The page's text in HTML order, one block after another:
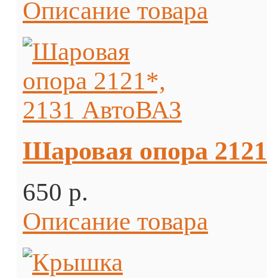
Описание товара
Шаровая опора
650 p.
Описание товара